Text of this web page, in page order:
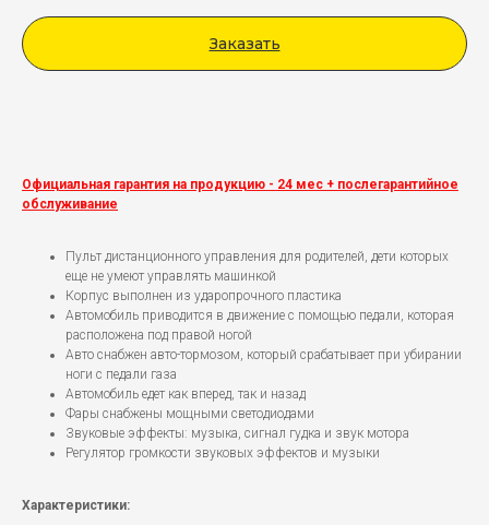
Заказать
Официальная гарантия на продукцию - 24 мес + послегарантийное
обслуживание
Пульт дистанционного управления для родителей, дети которых
еще не умеют управлять машинкой
Корпус выполнен из ударопрочного пластика
Автомобиль приводится в движение с помощью педали, которая
расположена под правой ногой
Авто снабжен авто-тормозом, который срабатывает при убирании
ноги с педали газа
Автомобиль едет как вперед, так и назад
Фары снабжены мощными светодиодами
Звуковые эффекты: музыка, сигнал гудка и звук мотора
Регулятор громкости звуковых эффектов и музыки
Характеристики: